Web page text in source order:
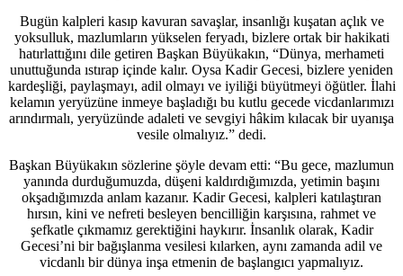
Bugün kalpleri kasıp kavuran savaşlar, insanlığı kuşatan açlık ve
yoksulluk, mazlumların yükselen feryadı, bizlere ortak bir hakikati
hatırlattığını dile getiren Başkan Büyükakın, “Dünya, merhameti
unuttuğunda ıstırap içinde kalır. Oysa Kadir Gecesi, bizlere yeniden
kardeşliği, paylaşmayı, adil olmayı ve iyiliği büyütmeyi öğütler. İlahi
kelamın yeryüzüne inmeye başladığı bu kutlu gecede vicdanlarımızı
arındırmalı, yeryüzünde adaleti ve sevgiyi hâkim kılacak bir uyanışa
vesile olmalıyız.” dedi.
Başkan Büyükakın sözlerine şöyle devam etti: “Bu gece, mazlumun
yanında durduğumuzda, düşeni kaldırdığımızda, yetimin başını
okşadığımızda anlam kazanır. Kadir Gecesi, kalpleri katılaştıran
hırsın, kini ve nefreti besleyen bencilliğin karşısına, rahmet ve
şefkatle çıkmamız gerektiğini haykırır. İnsanlık olarak, Kadir
Gecesi’ni bir bağışlanma vesilesi kılarken, aynı zamanda adil ve
vicdanlı bir dünya inşa etmenin de başlangıcı yapmalıyız.